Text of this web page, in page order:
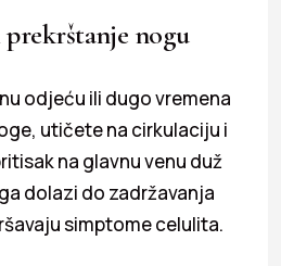
nogu
odjeću ili dugo vremena
utičete na cirkulaciju i
na glavnu venu duž
dolazi do zadržavanja
simptome celulita.